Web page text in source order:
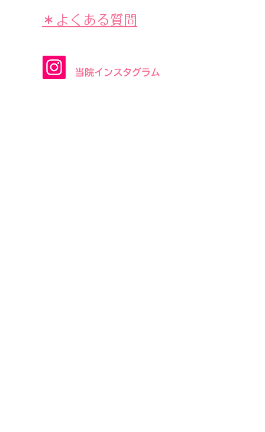
​​＊よくある質問
​当院インスタグラム